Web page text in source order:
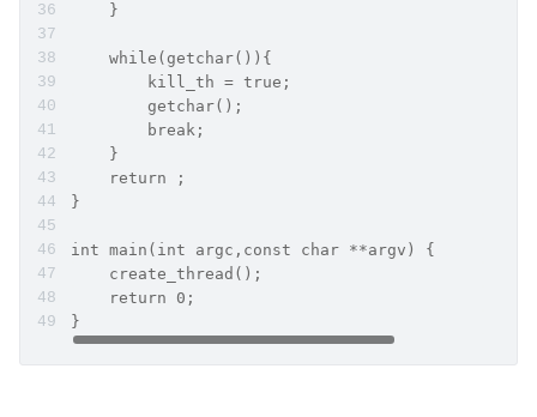
    }
    while(getchar()){
        kill_th = true;
        getchar();
        break;
    }
    return ;
}
int main(int argc,const char **argv) {
    create_thread();
    return 0;
}